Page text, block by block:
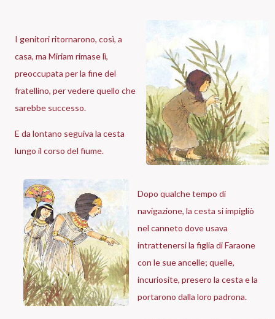
I genitori ritornarono, così, a
casa, ma Miriam rimase lì,
preoccupata per la fine del
fratellino, per vedere quello che
sarebbe successo.
E da lontano seguiva la cesta
lungo il corso del fiume.
Dopo qualche tempo di
navigazione, la cesta si impigliò
nel canneto dove usava
intrattenersi la figlia di Faraone
con le sue ancelle; quelle,
incuriosite, presero la cesta e la
portarono dalla loro padrona.